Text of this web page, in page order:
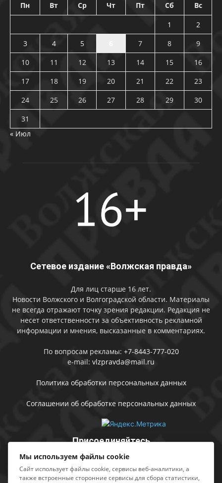
Пн Вт Ср Чт Пт Сб Вс
1
2
3
4 5 7 8
9
10
11 12 13 14 15
16
17
18 19 20 21 22
23
24
25 26 27 28 29
30
31
« Июл
Сетевое издание «Волжская правда»
Для лиц старше 16 лет.
Новости Волжского и Волгоградской области. Материалы
не всегда отражают точку зрения редакции. Редакция не
несет ответственности за объективность рекламной
информации и мнения, высказанные в комментариях.
По вопросам рекламы: +7-8443-777-020
e-mail: vlzpravda@mail.ru
Политика обработки персональных данных
Соглашении об обработке персональных данных
Присоединяйтесь
Мы используем файлы cookie
Сайт использует файлы cookie, сервисы веб-аналитики, а
также встроенные сторонние сервисы для сбора статистики,